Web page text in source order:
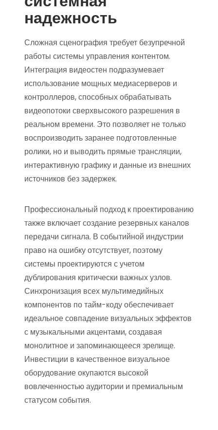
надежность
Сложная сценография требует безупречной
работы системы управления контентом.
Интеграция видеостен подразумевает
использование мощных медиасерверов и
контроллеров, способных обрабатывать
видеопотоки сверхвысокого разрешения в
реальном времени. Это позволяет не только
воспроизводить заранее подготовленные
ролики, но и выводить прямые трансляции,
интерактивную графику и данные из внешних
источников без задержек.
Профессиональный подход к проектированию
также включает создание резервных каналов
передачи сигнала. В событийной индустрии
право на ошибку отсутствует, поэтому
системы проектируются с учетом
дублирования критически важных узлов.
Синхронизация всех мультимедийных
компонентов по тайм-коду обеспечивает
идеальное совпадение визуальных эффектов
с музыкальными акцентами, создавая
монолитное и запоминающееся зрелище.
Инвестиции в качественное визуальное
оборудование окупаются высокой
вовлеченностью аудитории и премиальным
статусом события.